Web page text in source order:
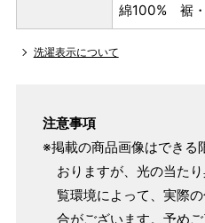
綿100% 裾
洗濯表示について
注意事項
※掲載の商品画像はできる
おりますが、光の当た
覧環境によって、実際
合がございます。予めご